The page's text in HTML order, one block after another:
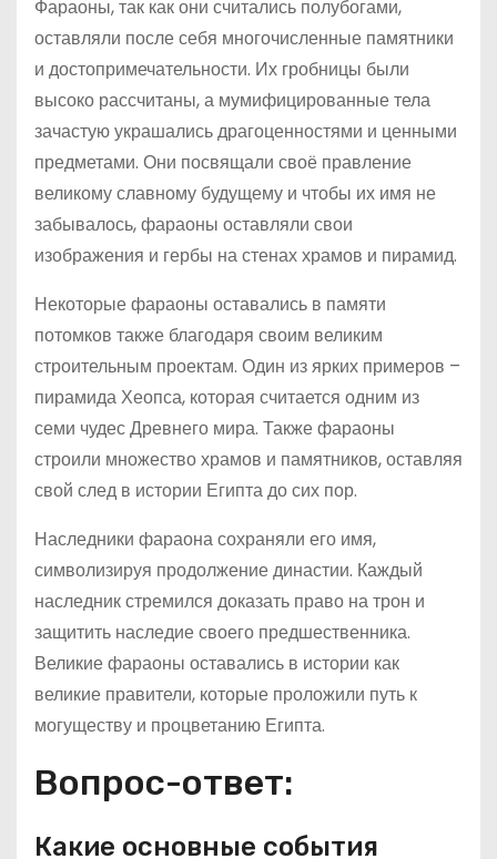
Фараоны, так как они считались полубогами,
оставляли после себя многочисленные памятники
и достопримечательности. Их гробницы были
высоко рассчитаны, а мумифицированные тела
зачастую украшались драгоценностями и ценными
предметами. Они посвящали своё правление
великому славному будущему и чтобы их имя не
забывалось, фараоны оставляли свои
изображения и гербы на стенах храмов и пирамид.
Некоторые фараоны оставались в памяти
потомков также благодаря своим великим
строительным проектам. Один из ярких примеров –
пирамида Хеопса, которая считается одним из
семи чудес Древнего мира. Также фараоны
строили множество храмов и памятников, оставляя
свой след в истории Египта до сих пор.
Наследники фараона сохраняли его имя,
символизируя продолжение династии. Каждый
наследник стремился доказать право на трон и
защитить наследие своего предшественника.
Великие фараоны оставались в истории как
великие правители, которые проложили путь к
могуществу и процветанию Египта.
Вопрос-ответ:
Какие основные события